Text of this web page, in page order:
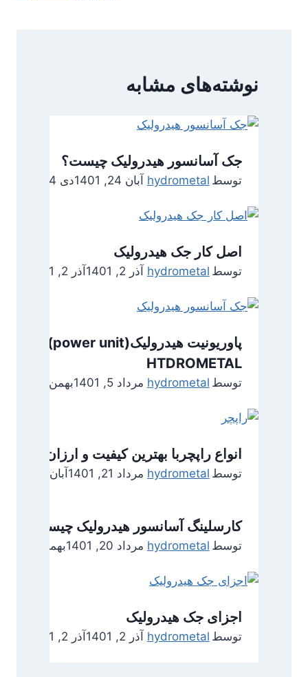
نوشته‌های مشابه
جک آسانسور هیدرولیک چیست؟
توسط hydrometal آبان 24, 1401 دی 4, 1401
اصل کار جک هیدرولیک
توسط hydrometal آذر 2, 1401 آذر 2, 1401
HTDROMETAL
توسط hydrometal مرداد 5, 1401 بهمن 2, 1402
انواع راپچربا بهترین کیفیت و ارزان ترین
توسط hydrometal مرداد 21, 1401 آبان 21, 1401
کارسلینگ آسانسور هیدرولیک چیست؟
توسط hydrometal مرداد 20, 1401 بهمن 13, 1403
اجزای جک هیدرولیک
توسط hydrometal آذر 2, 1401 آذر 2, 1401